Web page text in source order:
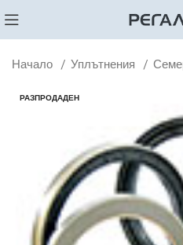
Начало Уплътнения
РАЗПРОДАДЕН